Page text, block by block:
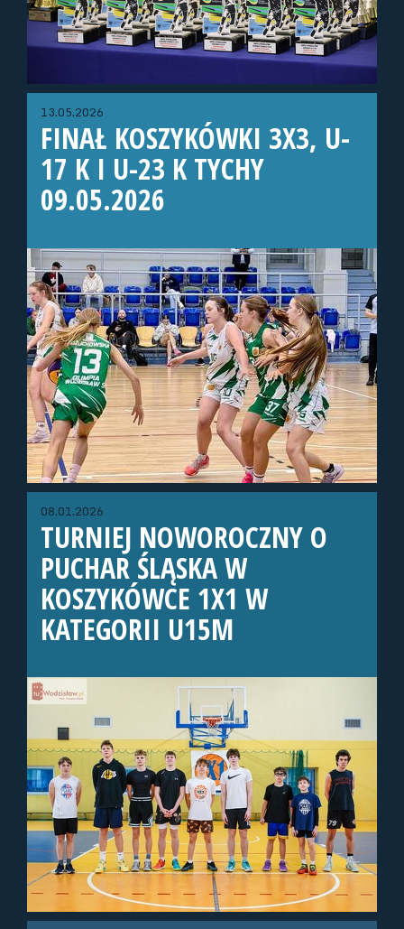
13.05.2026
FINAŁ KOSZYKÓWKI 3X3, U-
17 K I U-23 K TYCHY
09.05.2026
08.01.2026
TURNIEJ NOWOROCZNY O
PUCHAR ŚLĄSKA W
KOSZYKÓWCE 1X1 W
KATEGORII U15M